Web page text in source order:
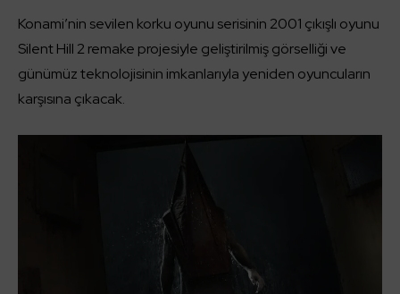
Konami’nin sevilen korku oyunu serisinin 2001 çıkışlı oyunu
Silent Hill 2 remake projesiyle geliştirilmiş görselliği ve
günümüz teknolojisinin imkanlarıyla yeniden oyuncuların
karşısına çıkacak.